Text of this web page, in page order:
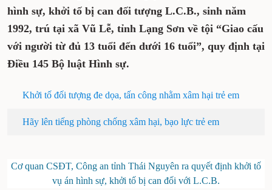
hình sự, khởi tố bị can đối tượng L.C.B., sinh năm
1992, trú tại xã Vũ Lễ, tỉnh Lạng Sơn về tội “Giao cấu
với người từ đủ 13 tuổi đến dưới 16 tuổi”, quy định tại
Điều 145 Bộ luật Hình sự.
Khởi tố đối tượng đe dọa, tấn công nhằm xâm hại trẻ em
Hãy lên tiếng phòng chống xâm hại, bạo lực trẻ em
Cơ quan CSĐT, Công an tỉnh Thái Nguyên ra quyết định khởi tố
vụ án hình sự, khởi tố bị can đối với L.C.B.